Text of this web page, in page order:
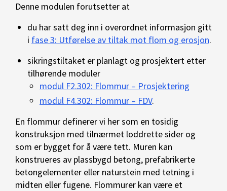
Denne modulen forutsetter at
du har satt deg inn i overordnet informasjon gitt
i fase 3: Utførelse av tiltak mot flom og erosjon.
sikringstiltaket er planlagt og prosjektert etter
tilhørende moduler
modul F2.302: Flommur – Prosjektering
modul F4.302: Flommur – FDV.
En flommur definerer vi her som en tosidig
konstruksjon med tilnærmet loddrette sider og
som er bygget for å være tett. Muren kan
konstrueres av plassbygd betong, prefabrikerte
betongelementer eller naturstein med tetning i
midten eller fugene. Flommurer kan være et